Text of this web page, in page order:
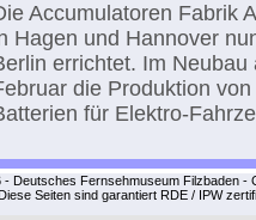
Accumulatoren Fabrik
Hagen und Hannover
errichtet. Im
die Produktion
für Elektro-
- Deutsches Fernsehmuseum Filzbaden -
Seiten sind garantiert RDE / IPW